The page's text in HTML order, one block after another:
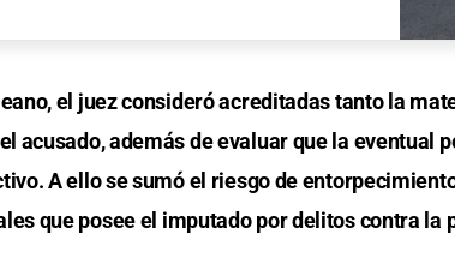
el juez consideró acreditadas tanto la
acusado, además de evaluar que la eventual
A ello se sumó el riesgo de
que posee el imputado por delitos contra la